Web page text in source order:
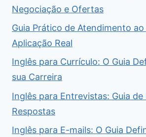
Negociação e Ofertas
Guia Prático de Atendimento
Aplicação Real
Inglês para Currículo: O Guia
sua Carreira
Inglês para Entrevistas: Guia
Respostas
Inglês para E-mails: O Guia